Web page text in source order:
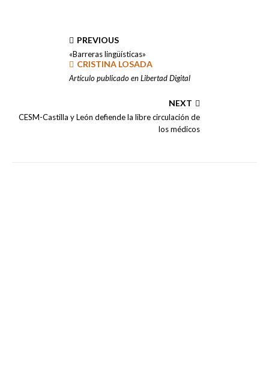
PREVIOUS
«Barreras lingüísticas»
CRISTINA LOSADA
Artículo publicado en Libertad Digital
NEXT
CESM-Castilla y León defiende la libre circulación de
los médicos